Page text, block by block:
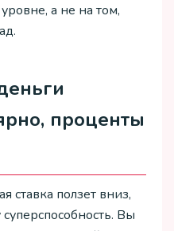
а не на том,
проценты
ставка ползет вниз,
Вы